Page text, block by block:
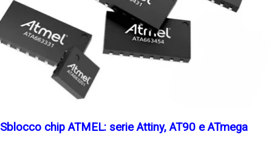
Sblocco chip ATMEL: serie Attiny, AT90 e ATmega